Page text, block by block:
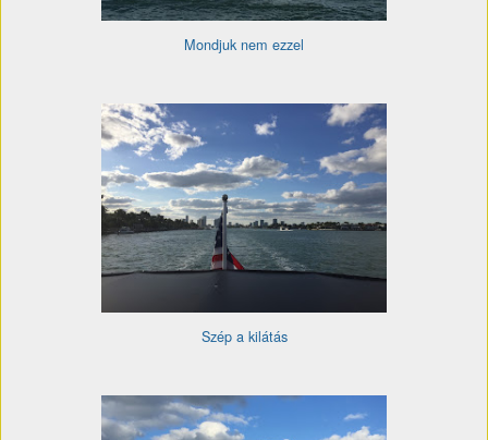
Mondjuk nem ezzel
Szép a kilátás